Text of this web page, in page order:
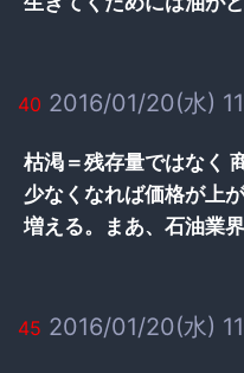
40 2016/01/20(水)
枯渇＝残存量ではなく
少なくなれば価格が上
増える。まあ、石油業
45 2016/01/20(水)